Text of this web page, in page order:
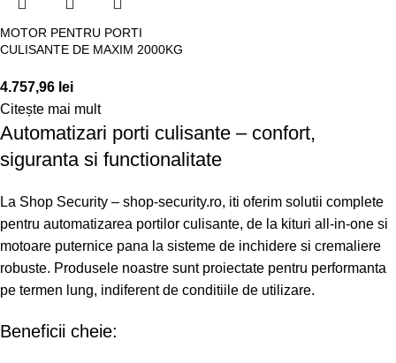
MOTOR PENTRU PORTI
CULISANTE DE MAXIM 2000KG
4.757,96 lei
Citește mai mult
Automatizari porti culisante – confort,
siguranta si functionalitate
La Shop Security – shop-security.ro, iti oferim solutii complete
pentru automatizarea portilor culisante, de la kituri all-in-one si
motoare puternice pana la sisteme de inchidere si cremaliere
robuste. Produsele noastre sunt proiectate pentru performanta
pe termen lung, indiferent de conditiile de utilizare.
Beneficii cheie: